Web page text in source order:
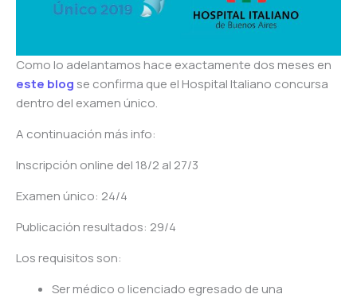
Como lo adelantamos hace exactamente dos meses en
este blog se confirma que el Hospital Italiano concursa
dentro del examen único.
A continuación más info:
Inscripción online del 18/2 al 27/3
Examen único: 24/4
Publicación resultados: 29/4
Los requisitos son:
Ser médico o licenciado egresado de una